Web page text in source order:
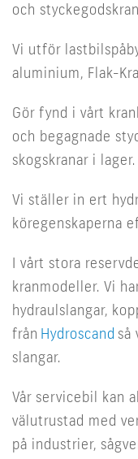
och
Vi utför
aluminium, Flak-
Gör fynd i vårt
och begagnade
skogskranar i lager.
Vi ställer in ert
köregenskaperna
I vårt stora
kranmodeller. Vi
hydraulslangar,
från Hydroscand så
slangar.
Vår servicebil kan
välutrustad med
på industrier,